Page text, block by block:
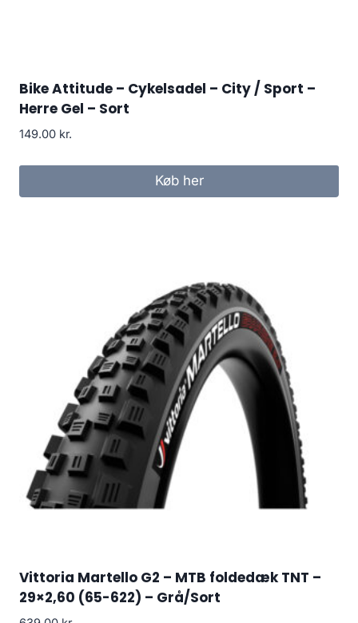
Bike Attitude – Cykelsadel – City / Sport –
Herre Gel – Sort
149.00 kr.
Køb her
Vittoria Martello G2 – MTB foldedæk TNT –
29×2,60 (65-622) – Grå/Sort